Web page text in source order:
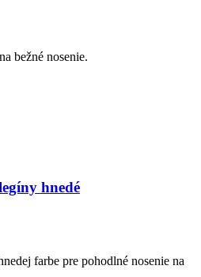
bežné nosenie.
hnedé
farbe pre pohodlné nosenie na